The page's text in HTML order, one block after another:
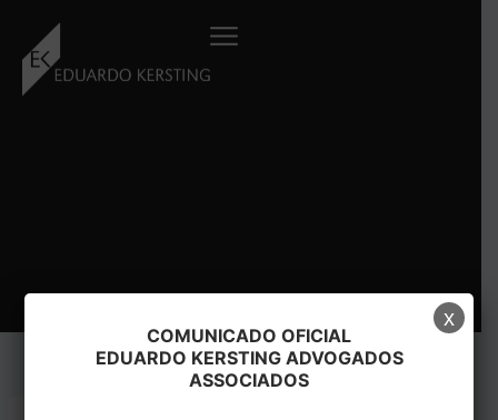
conteúdo
COMUNICADO OFICIAL
EDUARDO KERSTING ADVOGADOS
ASSOCIADOS
x